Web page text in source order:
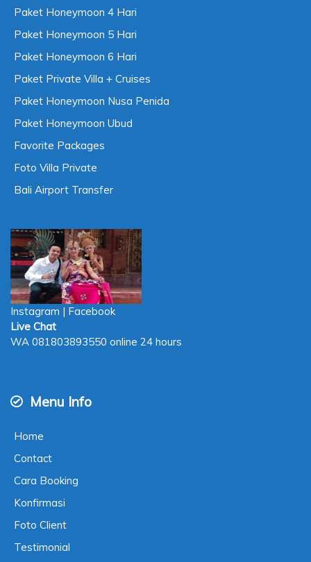
Paket Honeymoon 4 Hari
Paket Honeymoon 5 Hari
Paket Honeymoon 6 Hari
Paket Private Villa + Cruises
Paket Honeymoon Nusa Penida
Paket Honeymoon Ubud
Favorite Packages
Foto Villa Private
Bali Airport Transfer
Instagram | Facebook
Live Chat
WA 081803893550 online 24 hours
Menu Info
Home
Contact
Cara Booking
Konfirmasi
Foto Client
Testimonial